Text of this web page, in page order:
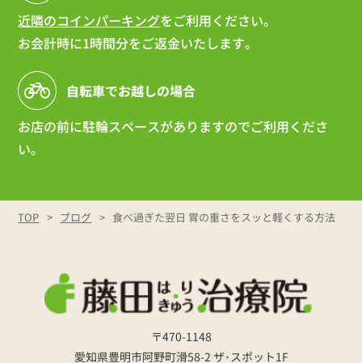
近隣のコインパーキングをご利用ください。
お会計時に1時間分をご返金いたします。
自転車でお越しの場合
お店の前に駐輪スペースがありますのでご利用くださ
い。
TOP ブログ 食べ過ぎた翌日 胃の重さをスッと軽くする方法
〒470-1148
愛知県豊明市阿野町滑58-2 ザ･スポット1F